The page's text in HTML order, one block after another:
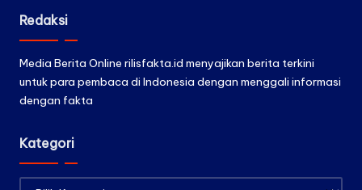
Redaksi
Media Berita Online rilisfakta.id menyajikan berita terkini
untuk para pembaca di Indonesia dengan menggali informasi
dengan fakta
Kategori